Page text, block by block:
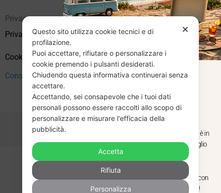
Privacy
Privacy Policy
Cookie Policy (UE)
Consenso
Copyright © 2026 Vendita Vinili Usati | P.IVA 12240940960
NextWebStudio
✕
Questo sito utilizza cookie tecnici e di
profilazione.
Puoi accettare, rifiutare o personalizzare i
cookie premendo i pulsanti desiderati.
Chiudendo questa informativa continuerai senza
accettare.
Accettando, sei consapevole che i tuoi dati
personali possono essere raccolti allo scopo di
personalizzare e misurare l'efficacia della
pubblicità.
Accetta
Rifiuta
Personalizza
CHIUSURA
ESTIVA
Dal 29 luglio al 31 agosto venditaviniliusati.it è in
pausa estiva. Gli ordini ricevuti entro il 29 luglio
saranno spediti regolarmente.
Torniamo il 1 settembre, pronti a riprendere con
nuovi arrivi. Buona estate e buon ascolto!